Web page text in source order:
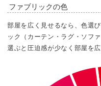
ファブリックの色
部屋を広く見せるなら、色選
ック（カーテン・ラグ・ソフ
選ぶと圧迫感が少なく部屋を